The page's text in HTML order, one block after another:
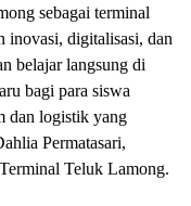
sebagai terminal
inovasi, digitalisasi, dan
belajar langsung di
bagi para siswa
dan logistik yang
Permatasari,
Teluk Lamong.